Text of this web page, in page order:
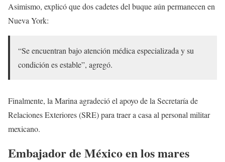
Asimismo, explicó que dos cadetes del buque aún permanecen en
Nueva York:
“Se encuentran bajo atención médica especializada y su
condición es estable”, agregó.
Finalmente, la Marina agradeció el apoyo de la Secretaría de
Relaciones Exteriores (SRE) para traer a casa al personal militar
mexicano.
Embajador de México en los mares